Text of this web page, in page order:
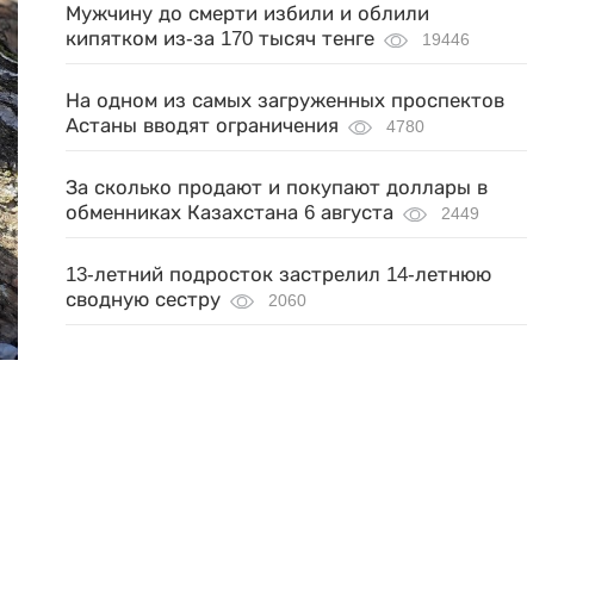
Мужчину до смерти избили и облили
кипятком из-за 170 тысяч тенге
19446
На одном из самых загруженных проспектов
Астаны вводят ограничения
4780
За сколько продают и покупают доллары в
обменниках Казахстана 6 августа
2449
13-летний подросток застрелил 14-летнюю
сводную сестру
2060